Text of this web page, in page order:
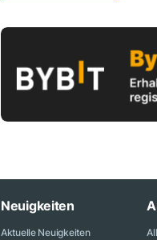
Neuigkeiten
Aktuelle Neuigkeiten